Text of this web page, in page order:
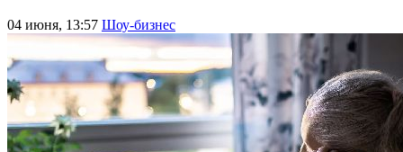
04 июня, 13:57 Шоу-бизнес